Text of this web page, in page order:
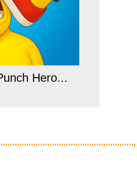
Hero...